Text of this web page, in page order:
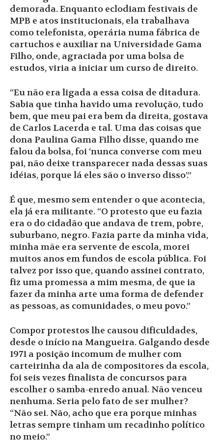
demorada. Enquanto eclodiam festivais de
MPB e atos institucionais, ela trabalhava
como telefonista, operária numa fábrica de
cartuchos e auxiliar na Universidade Gama
Filho, onde, agraciada por uma bolsa de
estudos, viria a iniciar um curso de direito.
“Eu não era ligada a essa coisa de ditadura.
Sabia que tinha havido uma revolução, tudo
bem, que meu pai era bem da direita, gostava
de Carlos Lacerda e tal. Uma das coisas que
dona Paulina Gama Filho disse, quando me
falou da bolsa, foi ‘nunca converse com meu
pai, não deixe transparecer nada dessas suas
idéias, porque lá eles são o inverso disso’.”
É que, mesmo sem entender o que acontecia,
ela já era militante. “O protesto que eu fazia
era o do cidadão que andava de trem, pobre,
suburbano, negro. Fazia parte da minha vida,
minha mãe era servente de escola, morei
muitos anos em fundos de escola pública. Foi
talvez por isso que, quando assinei contrato,
fiz uma promessa a mim mesma, de que ia
fazer da minha arte uma forma de defender
as pessoas, as comunidades, o meu povo.”
Compor protestos lhe causou dificuldades,
desde o início na Mangueira. Galgando desde
1971 a posição incomum de mulher com
carteirinha da ala de compositores da escola,
foi seis vezes finalista de concursos para
escolher o samba-enredo anual. Não venceu
nenhuma. Seria pelo fato de ser mulher?
“Não sei. Não, acho que era porque minhas
letras sempre tinham um recadinho político
no meio.”